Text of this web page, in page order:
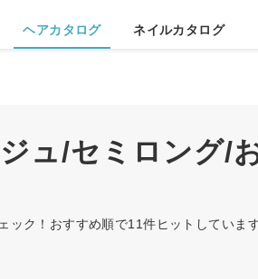
ヘアカタログ ネイルカタログ
ュ/セミロング/
ク！おすすめ順で11件ヒットしていま